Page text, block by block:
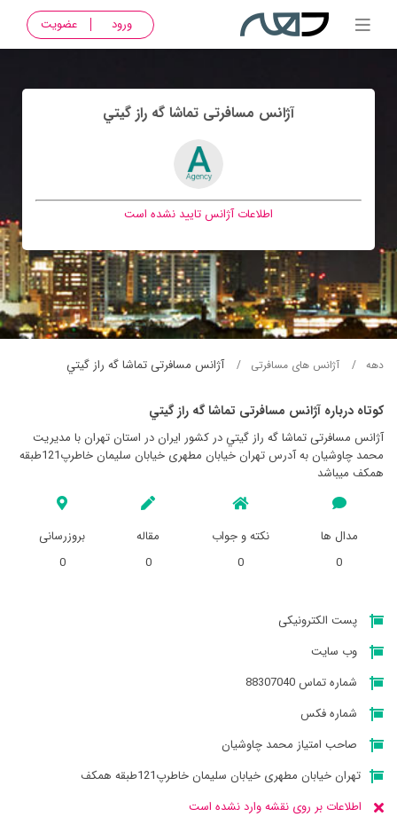
ورود عضویت
آژانس مسافرتی تماشا گه راز گيتي
اطلاعات آژانس تایید نشده است
دهه آژانس های مسافرتی آژانس مسافرتی تماشا گه راز گيتي
کوتاه درباره آژانس مسافرتی تماشا گه راز گيتي
آژانس مسافرتی تماشا گه راز گيتي در کشور ایران در استان تهران با مدیریت
محمد چاوشیان به آدرس تهران خیابان مطهری خیابان سلیمان خاطرپ121طبقه
همکف میباشد
مدال ها
0
نکته و جواب
0
مقاله
0
بروزرسانی
0
پست الکترونیکی
وب سایت
شماره تماس 88307040
شماره فکس
صاحب امتیاز محمد چاوشیان
تهران خیابان مطهری خیابان سلیمان خاطرپ121طبقه همکف
اطلاعات بر روی نقشه وارد نشده است